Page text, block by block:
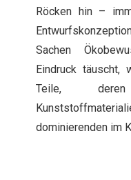
Röcken hin –
Sachen
Eindruck täuscht,
Teile,
dominierenden im